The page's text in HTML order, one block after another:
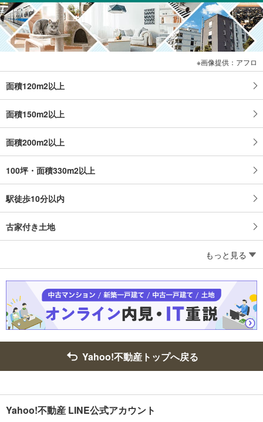
画像提供：アフロ
面積120m2以上
面積150m2以上
面積200m2以上
100坪・面積330m2以上
駅徒歩10分以内
古家付き土地
もっと見る
Yahoo!不動産トップへ戻る
Yahoo!不動産 LINE公式アカウント